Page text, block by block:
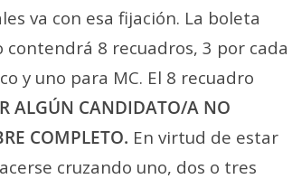
va con esa fijación. La boleta
8 recuadros, 3 por cada
y uno para MC. El 8 recuadro
ALGÚN CANDIDATO/A NO
COMPLETO. En virtud de estar
cruzando uno, dos o tres